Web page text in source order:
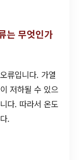
는 무엇인가
류입니다. 가열
저하될 수 있으
다. 따라서 온도
.